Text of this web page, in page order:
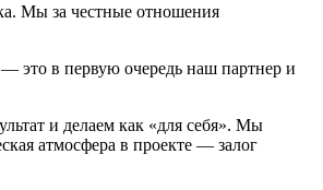
Мы за честные отношения
это в первую очередь наш партнер и
и делаем как «для себя». Мы
атмосфера в проекте — залог